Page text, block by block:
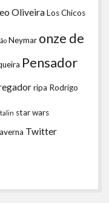
OliveiraLos Chicos
Neymar onze de
Pensador
ripa Rodrigo
star wars
Twitter